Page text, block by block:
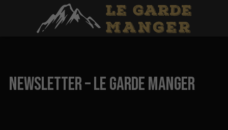
Newsletter – LE GARDE MANGER